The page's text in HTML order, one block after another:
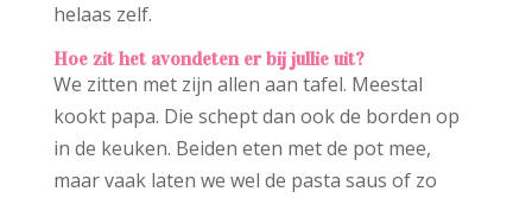
helaas zelf.
Hoe zit het avondeten er bij jullie uit?
We zitten met zijn allen aan tafel. Meestal
kookt papa. Die schept dan ook de borden op
in de keuken. Beiden eten met de pot mee,
maar vaak laten we wel de pasta saus of zo